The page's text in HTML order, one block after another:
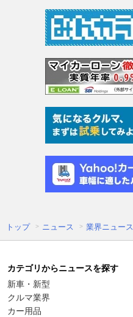
トップ ニュース 業界ニュース
カテゴリからニュースを探す
新車・新型
クルマ業界
カー用品